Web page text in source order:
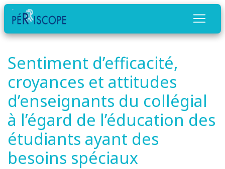
Sentiment d’efficacité,
croyances et attitudes
d’enseignants du collégial
à l’égard de l’éducation des
étudiants ayant des
besoins spéciaux